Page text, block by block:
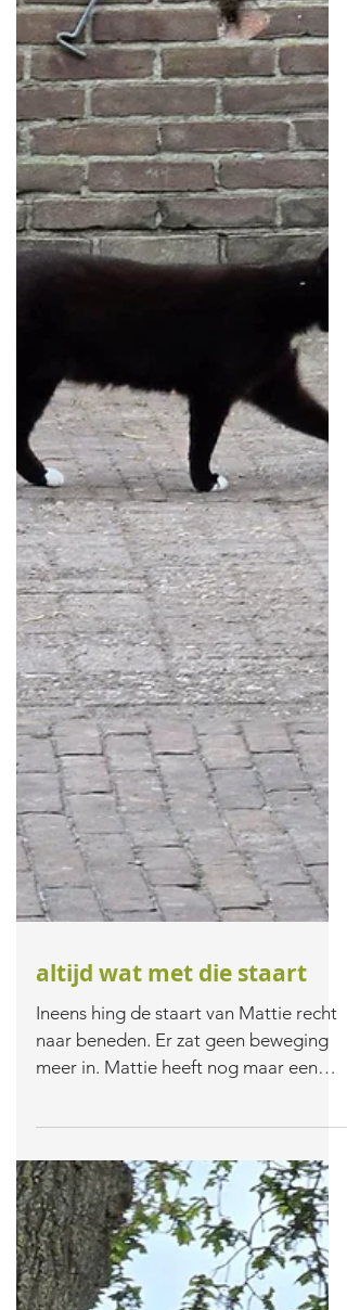
altijd wat met die staart
Ineens hing de staart van Mattie recht
naar beneden. Er zat geen beweging
halve staart, want de bovenste helft is
er al eens afgeritst door een pony. Het
staat hem goed, zo'n kort wollig
staartje, maar als ie hangt, dan zie je
daar niets van. Dit was natuurlijk een
serieus probleem en Dick en Ina
hebben er alles aan gedaan om hem te